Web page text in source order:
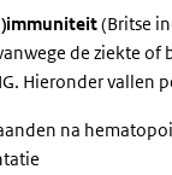
(Britse
de ziekte
Hieronder vallen
na